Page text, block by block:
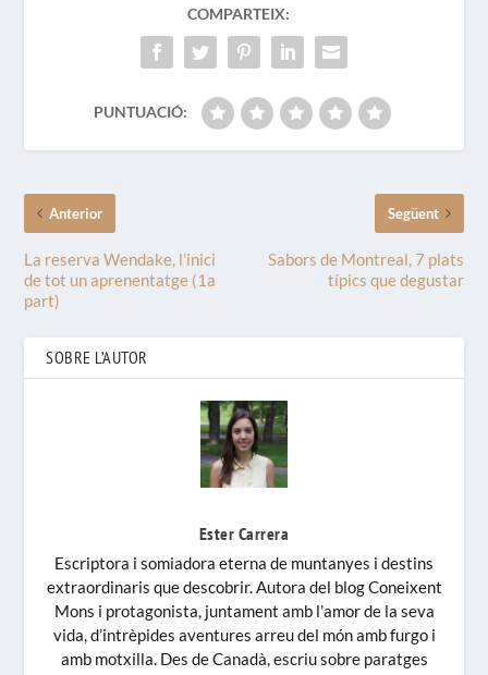
COMPARTEIX:
PUNTUACIÓ:
Anterior
La reserva Wendake, l’inici
de tot un aprenentatge (1a
part)
Següent
Sabors de Montreal, 7 plats
típics que degustar
SOBRE L’AUTOR
Ester Carrera
Escriptora i somiadora eterna de muntanyes i destins
extraordinaris que descobrir. Autora del blog Coneixent
Mons i protagonista, juntament amb l’amor de la seva
vida, d’intrèpides aventures arreu del món amb furgo i
amb motxilla. Des de Canadà, escriu sobre paratges